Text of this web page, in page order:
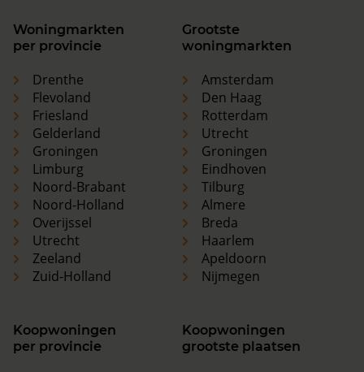
Woningmarkten
per provincie
Drenthe
Flevoland
Friesland
Gelderland
Groningen
Limburg
Noord-Brabant
Noord-Holland
Overijssel
Utrecht
Zeeland
Zuid-Holland
Grootste
woningmarkten
Amsterdam
Den Haag
Rotterdam
Utrecht
Groningen
Eindhoven
Tilburg
Almere
Breda
Haarlem
Apeldoorn
Nijmegen
Koopwoningen
per provincie
Koopwoningen
grootste plaatsen